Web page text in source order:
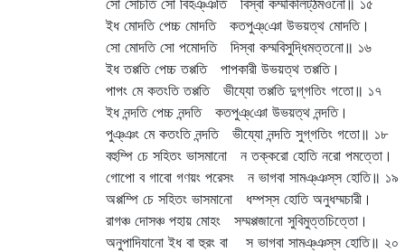
সো সোচতি সো বিহঞ্‌ঞতি বিস্বা কম্মকিলিট্‌ঠমওনো॥ ১৫
ইধ মোদতি পেচ্চ মোদতি কতপুঞ্‌ঞো উভয়ত্থ মোদতি।
সো মোদতি সো পমোদতি দিস্বা কম্মবিসুদ্ধিমত্তনো॥ ১৬
ইধ তপ্পতি পেচ্চ তপ্পতি পাপকারী উভয়ত্থ তপ্পতি।
পাপং মে কতংতি তপ্পতি ভীয্যো তপ্পতি দুগ্‌গতিং গতো॥ ১৭
ইধ নন্দতি পেচ্চ নন্দতি কতপুঞ্‌ঞো উভয়ত্থ নন্দতি।
পুঞ্‌ঞং মে কতংতি নন্দতি ভীয্যো নন্দতি সুগ্‌গতিং গতো॥ ১৮
বহুম্পি চে সহিতং ভাসমানো ন তক্করো হোতি নরো পমত্তো।
গোপো ব গাবো গণয়ং পরেসং ন ভাগবা সামঞ্‌ঞস্‌স হোতি॥ ১৯
অপ্পম্পি চে সহিতং ভাসমানো ধম্পস্‌স হোতি অনুধম্মচারী।
রাগঞ্চ দোসঞ্চ পহায় মোহং সম্মপ্পজানো সুবিমুত্তচিত্তো।
অনুপাদিযানো ইধ বা হুরং বা স ভাগবা সামঞ্‌ঞস্‌স হোতি॥ ২০